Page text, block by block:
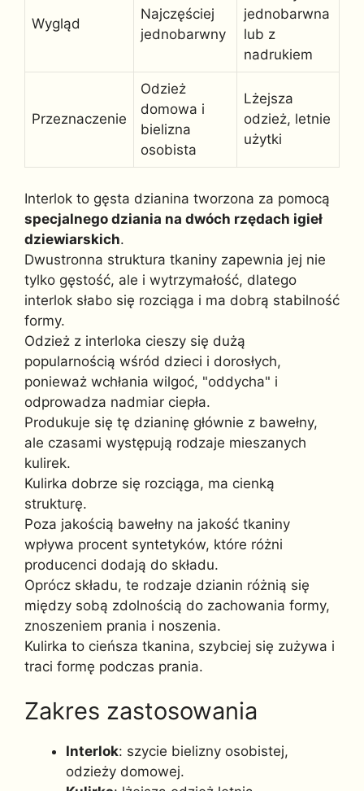
Wygląd
Najczęściej
jednobarwny
jednobarwna
lub z
nadrukiem
Przeznaczenie
Odzież
domowa i
bielizna
osobista
Lżejsza
odzież, letnie
użytki
Interlok to gęsta dzianina tworzona za pomocą
specjalnego dziania na dwóch rzędach igieł
dziewiarskich.
Dwustronna struktura tkaniny zapewnia jej nie
tylko gęstość, ale i wytrzymałość, dlatego
interlok słabo się rozciąga i ma dobrą stabilność
formy.
Odzież z interloka cieszy się dużą
popularnością wśród dzieci i dorosłych,
ponieważ wchłania wilgoć, "oddycha" i
odprowadza nadmiar ciepła.
Produkuje się tę dzianinę głównie z bawełny,
ale czasami występują rodzaje mieszanych
kulirek.
Kulirka dobrze się rozciąga, ma cienką
strukturę.
Poza jakością bawełny na jakość tkaniny
wpływa procent syntetyków, które różni
producenci dodają do składu.
Oprócz składu, te rodzaje dzianin różnią się
między sobą zdolnością do zachowania formy,
znoszeniem prania i noszenia.
Kulirka to cieńsza tkanina, szybciej się zużywa i
traci formę podczas prania.
Zakres zastosowania
Interlok: szycie bielizny osobistej,
odzieży domowej.